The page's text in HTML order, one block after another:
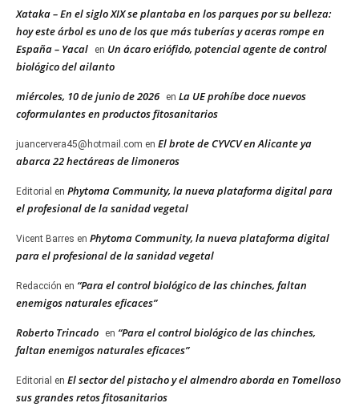
Xataka – En el siglo XIX se plantaba en los parques por su belleza:
hoy este árbol es uno de los que más tuberías y aceras rompe en
España – Yacal
en Un ácaro eriófido, potencial agente de control
biológico del ailanto
miércoles, 10 de junio de 2026 en La UE prohíbe doce nuevos
coformulantes en productos fitosanitarios
juancervera45@hotmail.com en El brote de CYVCV en Alicante ya
abarca 22 hectáreas de limoneros
Editorial en Phytoma Community, la nueva plataforma digital para
el profesional de la sanidad vegetal
Vicent Barres en Phytoma Community, la nueva plataforma digital
para el profesional de la sanidad vegetal
Redacción en “Para el control biológico de las chinches, faltan
enemigos naturales eficaces”
Roberto Trincado en “Para el control biológico de las chinches,
faltan enemigos naturales eficaces”
Editorial en El sector del pistacho y el almendro aborda en Tomelloso
sus grandes retos fitosanitarios